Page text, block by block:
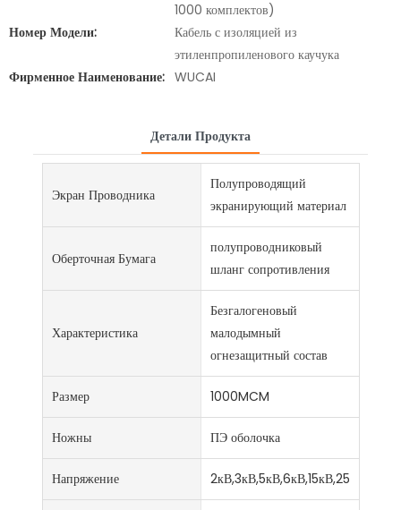
1000 комплектов)
Номер Модели:
Кабель с изоляцией из
этиленпропиленового каучука
Фирменное Наименование: WUCAI
Детали Продукта
Экран Проводника
Полупроводящий
экранирующий материал
Оберточная Бумага
полупроводниковый
шланг сопротивления
Характеристика
Безгалогеновый
малодымный
огнезащитный состав
Размер 1000MCM
Ножны ПЭ оболочка
Напряжение 2кВ,3кВ,5кВ,6кВ,15кВ,25кВ